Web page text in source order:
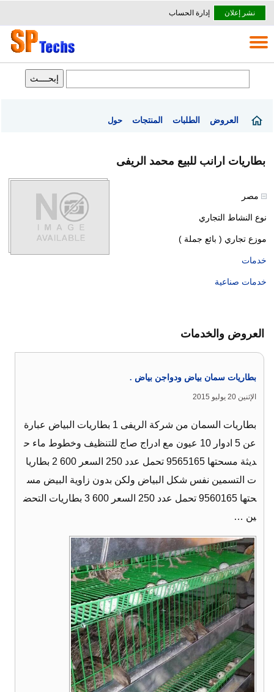
نشر إعلان إدارة الحساب
العروض الطلبات المنتجات حول
بطاريات ارانب للبيع محمد الريفى
مصر
نوع النشاط التجاري
موزع تجاري ( بائع جملة )
خدمات
خدمات صناعية
العروض والخدمات
بطاريات سمان بياض ودواجن بياض .
الإثنين 20 يوليو 2015
بطاريات السمان من شركة الريفى 1 بطاريات البياض عبارة
عن 5 ادوار 10 عيون مع ادراج صاج للتنظيف وخطوط ماء ح
ديثة مسحتها 9565165 تحمل عدد 250 السعر 600 2 بطاريا
ت التسمين نفس شكل البياض ولكن بدون زاوية البيض مس
حتها 9560165 تحمل عدد 250 السعر 600 3 بطاريات التحض
ين …